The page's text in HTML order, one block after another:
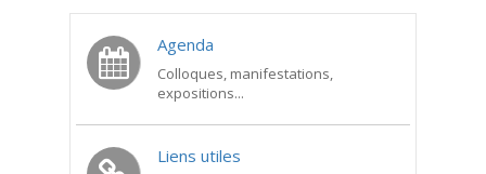
Agenda
Colloques, manifestations,
expositions...
Liens utiles